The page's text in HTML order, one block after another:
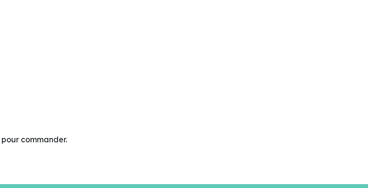
pour commander.